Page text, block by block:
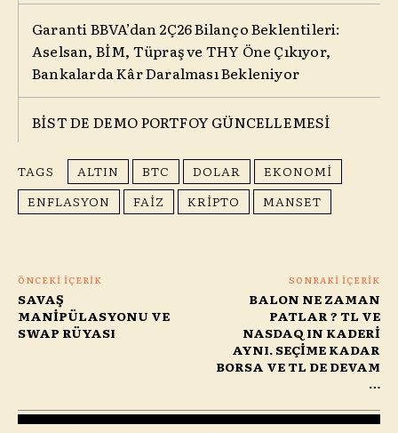
Garanti BBVA’dan 2Ç26 Bilanço Beklentileri:
Aselsan, BİM, Tüpraş ve THY Öne Çıkıyor,
Bankalarda Kâr Daralması Bekleniyor
BİST DE DEMO PORTFOY GÜNCELLEMESİ
TAGS ALTIN BTC DOLAR
EKONOMI
ENFLASYON
FAIZ KRİPTO MANSET
ÖNCEKI İÇERIK
SAVAŞ
MANİPÜLASYONU VE
SWAP RÜYASI
SONRAKI İÇERIK
BALON NE ZAMAN
PATLAR ? TL VE
NASDAQ IN KADERİ
AYNI. SEÇİME KADAR
BORSA VE TL DE DEVAM
…